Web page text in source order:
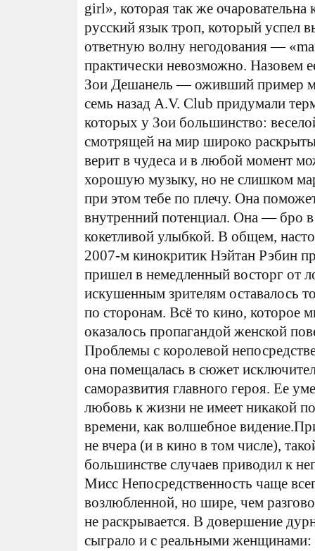
girl», которая так же очаровательна
русский язык троп, который успел
ответную волну негодования —
практически невозможно. Назовем
Зои Дешанель — оживший пример
семь назад A.V. Club придумали
которых у Зои большинство:
смотрящей на мир широко
верит в чудеса и в любой момент
хорошую музыку, но не слишком
при этом тебе по плечу. Она
внутренний потенциал. Она — бро
кокетливой улыбкой. В общем,
2007-м кинокритик Нэйтан Рэбин
пришел в немедленный восторг от
искушенным зрителям оставалось
по сторонам. Всё то кино, которое
оказалось пропагандой женской
Проблемы с королевой
она помещалась в сюжет
саморазвития главного героя. Ее
любовь к жизни не имеет никакой
времени, как волшебное
не вчера (и в кино в том числе),
большинстве случаев приводил к
Мисс Непосредственность чаще
возлюбленной, но шире, чем
не раскрывается. В довершение
сыграло и с реальными женщинами: